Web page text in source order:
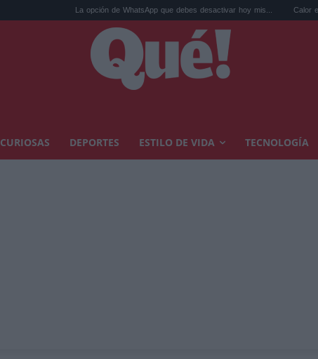
La opción de WhatsApp que debes desactivar hoy mis... Calor extremo y
CURIOSAS DEPORTES ESTILO DE VIDA TECNOLOGÍA